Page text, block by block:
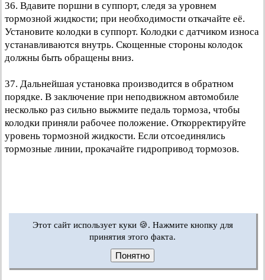
36. Вдавите поршни в суппорт, следя за уровнем
тормозной жидкости; при необходимости откачайте её.
Установите колодки в суппорт. Колодки с датчиком износа
устанавливаются внутрь. Скощенные стороны колодок
должны быть обращены вниз.
37. Дальнейшая установка производится в обратном
порядке. В заключение при неподвижном автомобиле
несколько раз сильно выжмите педаль тормоза, чтобы
колодки приняли рабочее положение. Откорректируйте
уровень тормозной жидкости. Если отсоединялись
тормозные линии, прокачайте гидропривод тормозов.
Этот сайт использует куки 🍪. Нажмите кнопку для
принятия этого факта.
Понятно